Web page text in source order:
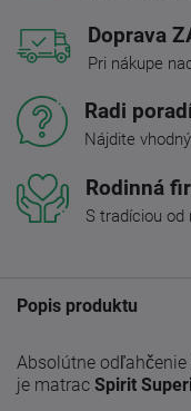
Doprava
Pri nákupe
Radi
Nájdite
Rodinná
S tradíciou od
Popis produktu
Absolútne
je matrac Spirit